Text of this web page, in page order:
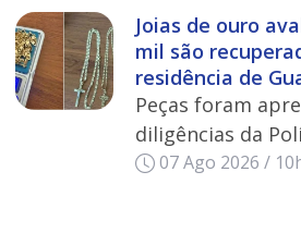
Joias de ouro
mil são
residência de
Peças foram
diligências da
07 Ago 2026 /